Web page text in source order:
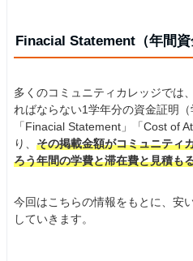
Finacial Statement（年間資
多くのコミュニティカレッジでは
ればならない1学年分の資金証明
「Finacial Statement」「Cost of
り、 その掲載金額がコミュニティ
ろう年間の学費と滞在費と見積も
今回はこちらの情報をもとに、安
していきます。